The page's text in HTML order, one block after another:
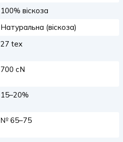
100% віскоза
Натуральна (віскоза)
27 tex
700 сN
15–20%
№ 65–75